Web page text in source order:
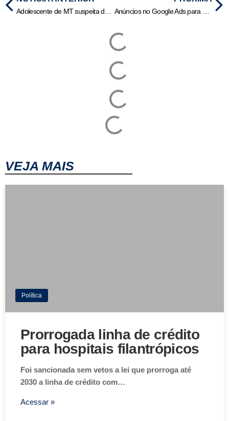
Adolescente de MT suspeita de instigar chacina no RJ cogitou canibalismo, revela delegado | HiperNotícias Anúncios no Google Ads para Geração de Leads Qualificados: O Guia Definitivo
VEJA MAIS
Política
Prorrogada linha de crédito
para hospitais filantrópicos
Foi sancionada sem vetos a lei que prorroga até
2030 a linha de crédito com…
Acessar »